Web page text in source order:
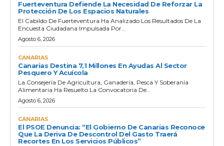
Fuerteventura Defiende La Necesidad De Reforzar La
Protección De Los Espacios Naturales
El Cabildo De Fuerteventura Ha Analizado Los Resultados De La
Encuesta Ciudadana Impulsada Por...
Agosto 6, 2026
CANARIAS
Canarias Destina 7,1 Millones En Ayudas Al Sector
Pesquero Y Acuícola
La Consejería De Agricultura, Ganadería, Pesca Y Soberanía
Alimentaria Ha Resuelto La Convocatoria De...
Agosto 6, 2026
CANARIAS
El PSOE Denuncia: “El Gobierno De Canarias Reconoce
Que La Deriva De Descontrol Del Gasto Traerá
Recortes En Los Servicios Públicos”